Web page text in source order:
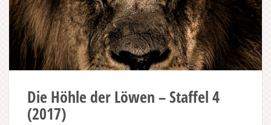
Die Höhle der Löwen – Staffel 4
(2017)